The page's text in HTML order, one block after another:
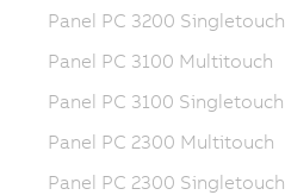
Panel PC 3200 Singletouch
Panel PC 3100 Multitouch
Panel PC 3100 Singletouch
Panel PC 2300 Multitouch
Panel PC 2300 Singletouch